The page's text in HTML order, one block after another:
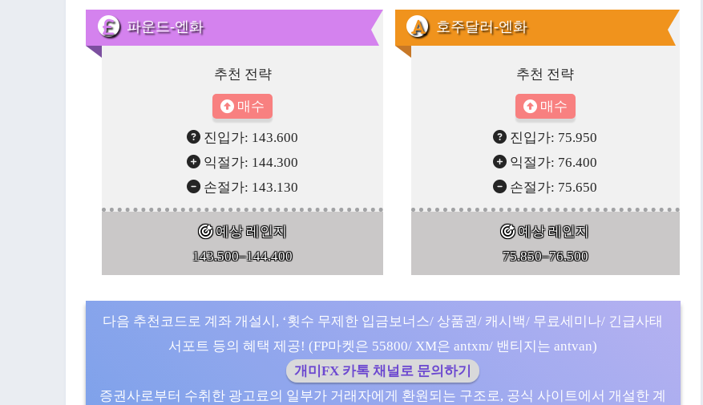
파운드-엔화
추천 전략
매수
진입가: 143.600
익절가: 144.300
손절가: 143.130
예상 레인지
143.500–144.400
호주달러-엔화
추천 전략
매수
진입가: 75.950
익절가: 76.400
손절가: 75.650
예상 레인지
75.850–76.500
다음 추천코드로 계좌 개설시, ‘횟수 무제한 입금보너스/ 상품권/ 캐시백/ 무료세미나/ 긴급사태
서포트 등의 혜택 제공! (FP마켓은 55800/ XM은 antxm/ 밴티지는 antvan)
개미FX 카톡 채널로 문의하기
증권사로부터 수취한 광고료의 일부가 거래자에게 환원되는 구조로, 공식 사이트에서 개설한 계